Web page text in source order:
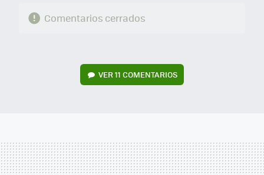
Comentarios cerrados
VER11 COMENTARIOS